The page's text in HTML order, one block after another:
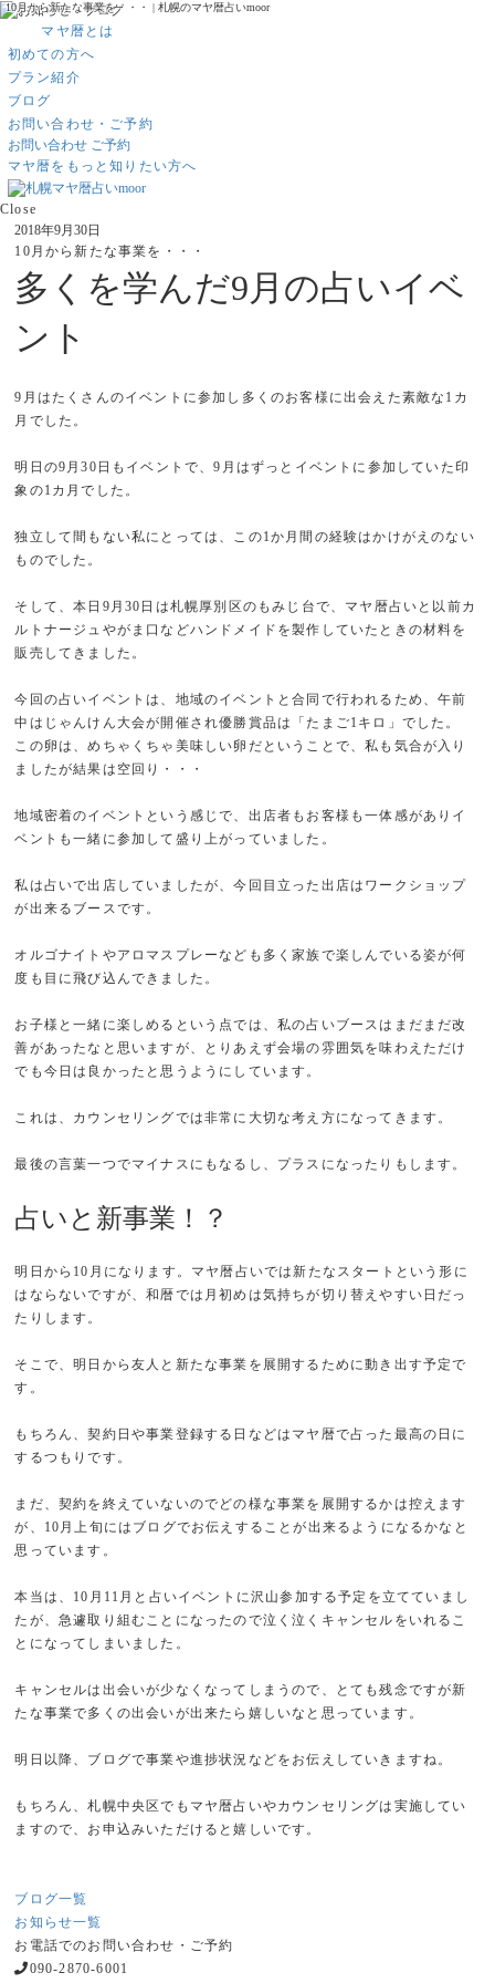
10月から新たな事業を・・・ | 札幌のマヤ暦占いmoor
マヤ暦とは
初めての方へ
プラン紹介
ブログ
お問い合わせ・ご予約
お問い合わせ ご予約
マヤ暦をもっと知りたい方へ
Close
2018年9月30日
10月から新たな事業を・・・
多くを学んだ9月の占いイベ
ント
9月はたくさんのイベントに参加し多くのお客様に出会えた素敵な1カ
月でした。
明日の9月30日もイベントで、9月はずっとイベントに参加していた印
象の1カ月でした。
独立して間もない私にとっては、この1か月間の経験はかけがえのない
ものでした。
そして、本日9月30日は札幌厚別区のもみじ台で、マヤ暦占いと以前カ
ルトナージュやがま口などハンドメイドを製作していたときの材料を
販売してきました。
今回の占いイベントは、地域のイベントと合同で行われるため、午前
中はじゃんけん大会が開催され優勝賞品は「たまご1キロ」でした。
この卵は、めちゃくちゃ美味しい卵だということで、私も気合が入り
ましたが結果は空回り・・・
地域密着のイベントという感じで、出店者もお客様も一体感がありイ
ベントも一緒に参加して盛り上がっていました。
私は占いで出店していましたが、今回目立った出店はワークショップ
が出来るブースです。
オルゴナイトやアロマスプレーなども多く家族で楽しんでいる姿が何
度も目に飛び込んできました。
お子様と一緒に楽しめるという点では、私の占いブースはまだまだ改
善があったなと思いますが、とりあえず会場の雰囲気を味わえただけ
でも今日は良かったと思うようにしています。
これは、カウンセリングでは非常に大切な考え方になってきます。
最後の言葉一つでマイナスにもなるし、プラスになったりもします。
占いと新事業！？
明日から10月になります。マヤ暦占いでは新たなスタートという形に
はならないですが、和暦では月初めは気持ちが切り替えやすい日だっ
たりします。
そこで、明日から友人と新たな事業を展開するために動き出す予定で
す。
もちろん、契約日や事業登録する日などはマヤ暦で占った最高の日に
するつもりです。
まだ、契約を終えていないのでどの様な事業を展開するかは控えます
が、10月上旬にはブログでお伝えすることが出来るようになるかなと
思っています。
本当は、10月11月と占いイベントに沢山参加する予定を立てていまし
たが、急遽取り組むことになったので泣く泣くキャンセルをいれるこ
とになってしまいました。
キャンセルは出会いが少なくなってしまうので、とても残念ですが新
たな事業で多くの出会いが出来たら嬉しいなと思っています。
明日以降、ブログで事業や進捗状況などをお伝えしていきますね。
もちろん、札幌中央区でもマヤ暦占いやカウンセリングは実施してい
ますので、お申込みいただけると嬉しいです。
ブログ一覧
お知らせ一覧
お電話でのお問い合わせ・ご予約
090-2870-6001